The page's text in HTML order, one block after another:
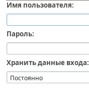
Имя пользователя:
Пароль:
Хранить данные входа: